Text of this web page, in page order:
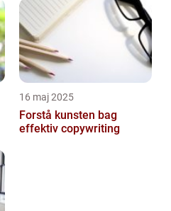
16 maj 2025
Forstå kunsten bag
effektiv copywriting